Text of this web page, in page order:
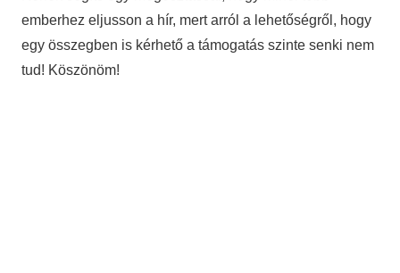
emberhez eljusson a hír, mert arról a lehetőségről, hogy
egy összegben is kérhető a támogatás szinte senki nem
tud! Köszönöm!